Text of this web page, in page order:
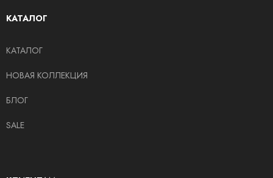
КАТАЛОГ
КАТАЛОГ
НОВАЯ КОЛЛЕКЦИЯ
БЛОГ
SALE